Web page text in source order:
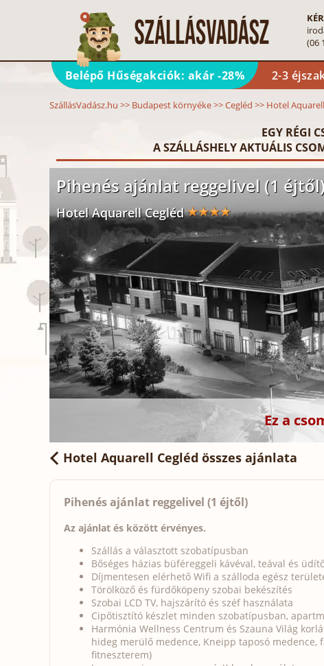
(06
Belépő Hűségakciók: akár -28% 2-3
SzállásVadász.hu >> Budapest környéke>>Cegléd >> Hotel Aquarell
EGY RÉGI
A SZÁLLÁSHELY AKTUÁLIS
Pihenés ajánlat reggelivel (1
Hotel Aquarell Cegléd
Ez a
Hotel Aquarell Cegléd összes ajánlata
Pihenés ajánlat reggelivel (1 éjtől)
Az ajánlat és között érvényes.
Szállás a választott szobatípusban
Bőséges házias büféreggeli kávéval, teával és
Díjmentesen elérhető Wifi a szálloda egész
Törölköző és fürdőköpeny szobai bekészítés
Szobai LCD TV, hajszárító és széf használata
Cipőtisztító készlet minden szobatípusban,
Harmónia Wellness Centrum és Szauna Világ
hideg merülő medence, Kneipp taposó medence,
fitneszterem)